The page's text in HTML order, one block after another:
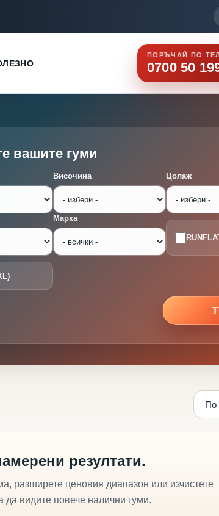
ПОРЪЧАЙ ПО
0700 50
вашите гуми
Височина Цолаж
Марка
резултати.
разширете ценовия диапазон или изчистете
да видите повече налични гуми.